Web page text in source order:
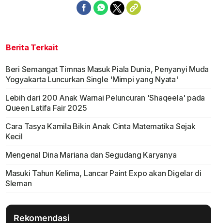
Berita Terkait
Beri Semangat Timnas Masuk Piala Dunia, Penyanyi Muda
Yogyakarta Luncurkan Single 'Mimpi yang Nyata'
Lebih dari 200 Anak Warnai Peluncuran 'Shaqeela' pada
Queen Latifa Fair 2025
Cara Tasya Kamila Bikin Anak Cinta Matematika Sejak
Kecil
Mengenal Dina Mariana dan Segudang Karyanya
Masuki Tahun Kelima, Lancar Paint Expo akan Digelar di
Sleman
Rekomendasi